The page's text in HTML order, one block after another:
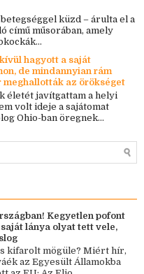
küzd – árulta el a
című műsorában, amely
hagyott a saját
de mindannyian rám
meghallották az örökséget
életét javítgattam a helyi
volt ideje a sajátomat
Ohio-ban öregnek...
Kegyetlen pofont
lánya olyat tett vele,
kifarolt mögüle? Miért hír,
az Egyesült Államokba